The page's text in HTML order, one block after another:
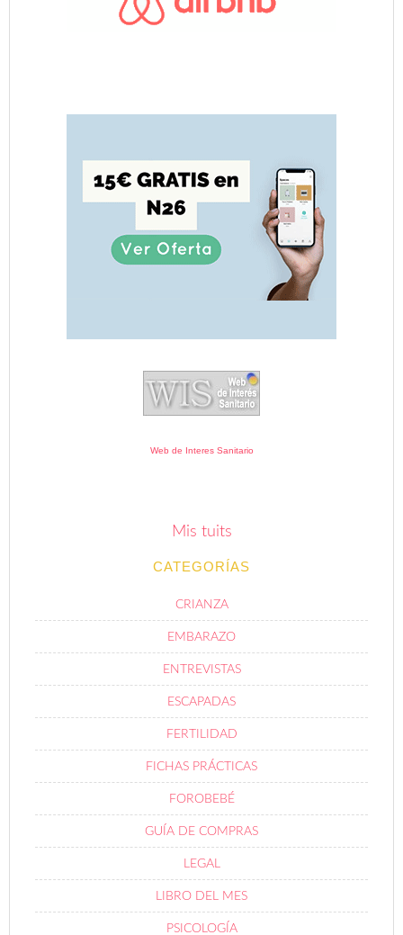
Web de Interes Sanitario
Mis tuits
CATEGORÍAS
CRIANZA
EMBARAZO
ENTREVISTAS
ESCAPADAS
FERTILIDAD
FICHAS PRÁCTICAS
FOROBEBÉ
GUÍA DE COMPRAS
LEGAL
LIBRO DEL MES
PSICOLOGÍA